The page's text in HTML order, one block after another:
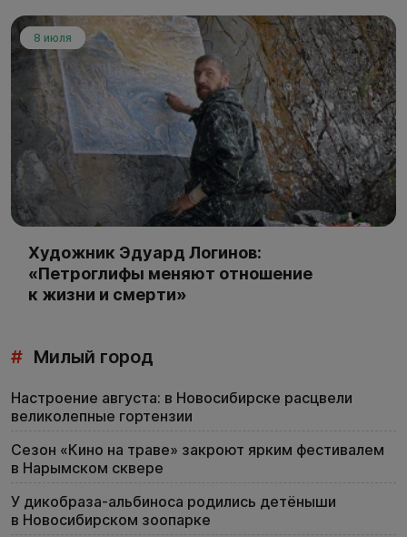
8 июля
Художник Эдуард Логинов:
«Петроглифы меняют отношение
к жизни и смерти»
# Милый город
Настроение августа: в Новосибирске расцвели
великолепные гортензии
Сезон «Кино на траве» закроют ярким фестивалем
в Нарымском сквере
У дикобраза-альбиноса родились детёныши
в Новосибирском зоопарке